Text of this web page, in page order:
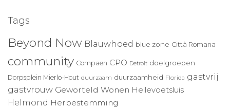
Tags
Beyond Now Blauwhoed blue zone Città Romana
community Compaen CPO Detroit doelgroepen
Dorpsplein Mierlo-Hout duurzaam duurzaamheid Florida gastvrij
gastvrouw Geworteld Wonen Hellevoetsluis
Helmond Herbestemming